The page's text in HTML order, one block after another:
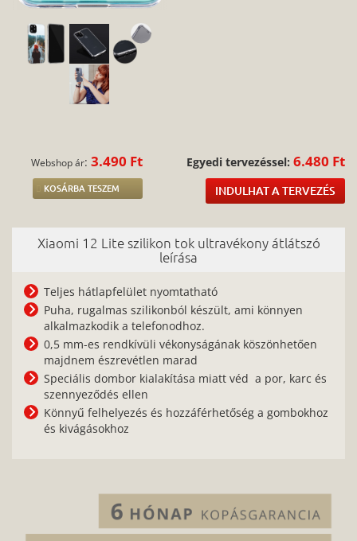
Webshop ár:3.490 Ft
KOSÁRBA TESZEM
Egyedi tervezéssel: 6.480 Ft
INDULHAT A TERVEZÉS
Xiaomi 12 Lite szilikon tok ultravékony átlátszó
leírása
Teljes hátlapfelület nyomtatható
Puha, rugalmas szilikonból készült, ami könnyen
alkalmazkodik a telefonodhoz.
0,5 mm-es rendkívüli vékonyságának köszönhetően
majdnem észrevétlen marad
Speciális dombor kialakítása miatt véd a por, karc és
szennyeződés ellen
Könnyű felhelyezés és hozzáférhetőség a gombokhoz
és kivágásokhoz